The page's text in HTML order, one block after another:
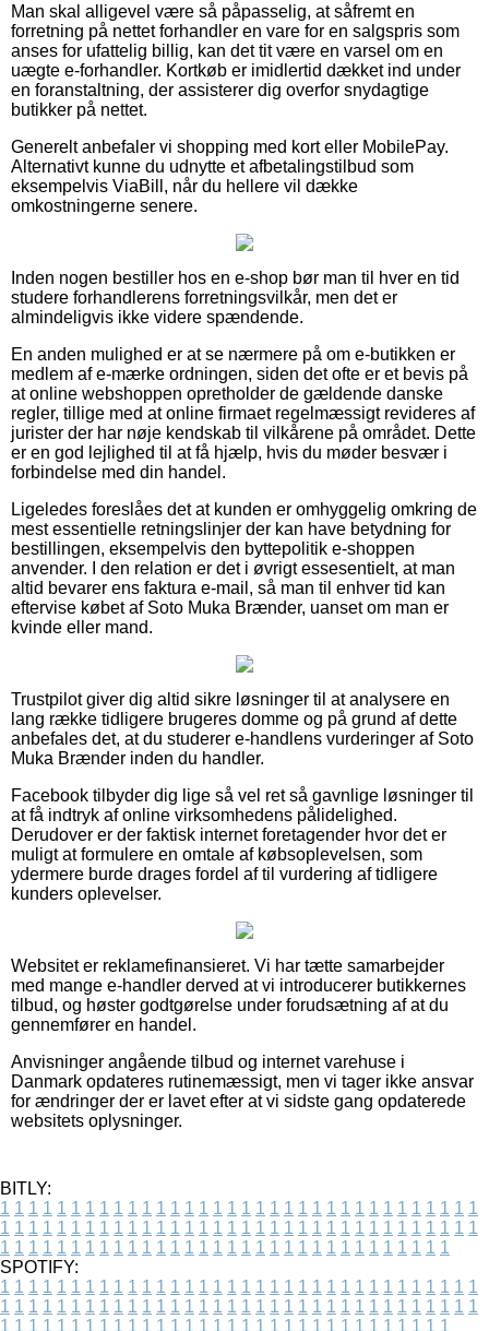
Man skal alligevel være så påpasselig, at såfremt en
forretning på nettet forhandler en vare for en salgspris som
anses for ufattelig billig, kan det tit være en varsel om en
uægte e-forhandler. Kortkøb er imidlertid dækket ind under
en foranstaltning, der assisterer dig overfor snydagtige
butikker på nettet.
Generelt anbefaler vi shopping med kort eller MobilePay.
Alternativt kunne du udnytte et afbetalingstilbud som
eksempelvis ViaBill, når du hellere vil dække
omkostningerne senere.
Inden nogen bestiller hos en e-shop bør man til hver en tid
studere forhandlerens forretningsvilkår, men det er
almindeligvis ikke videre spændende.
En anden mulighed er at se nærmere på om e-butikken er
medlem af e-mærke ordningen, siden det ofte er et bevis på
at online webshoppen opretholder de gældende danske
regler, tillige med at online firmaet regelmæssigt revideres af
jurister der har nøje kendskab til vilkårene på området. Dette
er en god lejlighed til at få hjælp, hvis du møder besvær i
forbindelse med din handel.
Ligeledes foreslåes det at kunden er omhyggelig omkring de
mest essentielle retningslinjer der kan have betydning for
bestillingen, eksempelvis den byttepolitik e-shoppen
anvender. I den relation er det i øvrigt essesentielt, at man
altid bevarer ens faktura e-mail, så man til enhver tid kan
eftervise købet af Soto Muka Brænder, uanset om man er
kvinde eller mand.
Trustpilot giver dig altid sikre løsninger til at analysere en
lang række tidligere brugeres domme og på grund af dette
anbefales det, at du studerer e-handlens vurderinger af Soto
Muka Brænder inden du handler.
Facebook tilbyder dig lige så vel ret så gavnlige løsninger til
at få indtryk af online virksomhedens pålidelighed.
Derudover er der faktisk internet foretagender hvor det er
muligt at formulere en omtale af købsoplevelsen, som
ydermere burde drages fordel af til vurdering af tidligere
kunders oplevelser.
Websitet er reklamefinansieret. Vi har tætte samarbejder
med mange e-handler derved at vi introducerer butikkernes
tilbud, og høster godtgørelse under forudsætning af at du
gennemfører en handel.
Anvisninger angående tilbud og internet varehuse i
Danmark opdateres rutinemæssigt, men vi tager ikke ansvar
for ændringer der er lavet efter at vi sidste gang opdaterede
websitets oplysninger.
BITLY:
1 1 1 1 1 1 1 1 1 1 1 1 1 1 1 1 1 1 1 1 1 1 1 1 1 1 1 1 1 1 1 1 1 1
1 1 1 1 1 1 1 1 1 1 1 1 1 1 1 1 1 1 1 1 1 1 1 1 1 1 1 1 1 1 1 1 1 1
1 1 1 1 1 1 1 1 1 1 1 1 1 1 1 1 1 1 1 1 1 1 1 1 1 1 1 1 1 1 1 1
SPOTIFY:
1 1 1 1 1 1 1 1 1 1 1 1 1 1 1 1 1 1 1 1 1 1 1 1 1 1 1 1 1 1 1 1 1 1
1 1 1 1 1 1 1 1 1 1 1 1 1 1 1 1 1 1 1 1 1 1 1 1 1 1 1 1 1 1 1 1 1 1
1 1 1 1 1 1 1 1 1 1 1 1 1 1 1 1 1 1 1 1 1 1 1 1 1 1 1 1 1 1 1 1